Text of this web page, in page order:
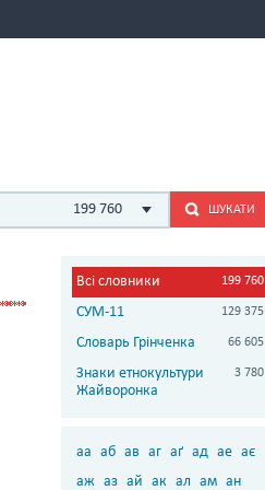
199 760 ШУКАТИ
Всі словники 199 760
СУМ-11 129 375
Словарь Грінченка 66 605
Знаки етнокультури
Жайворонка
3 780
аа аб ав аг аґ ад ае ає
аж аз ай ак ал ам ан